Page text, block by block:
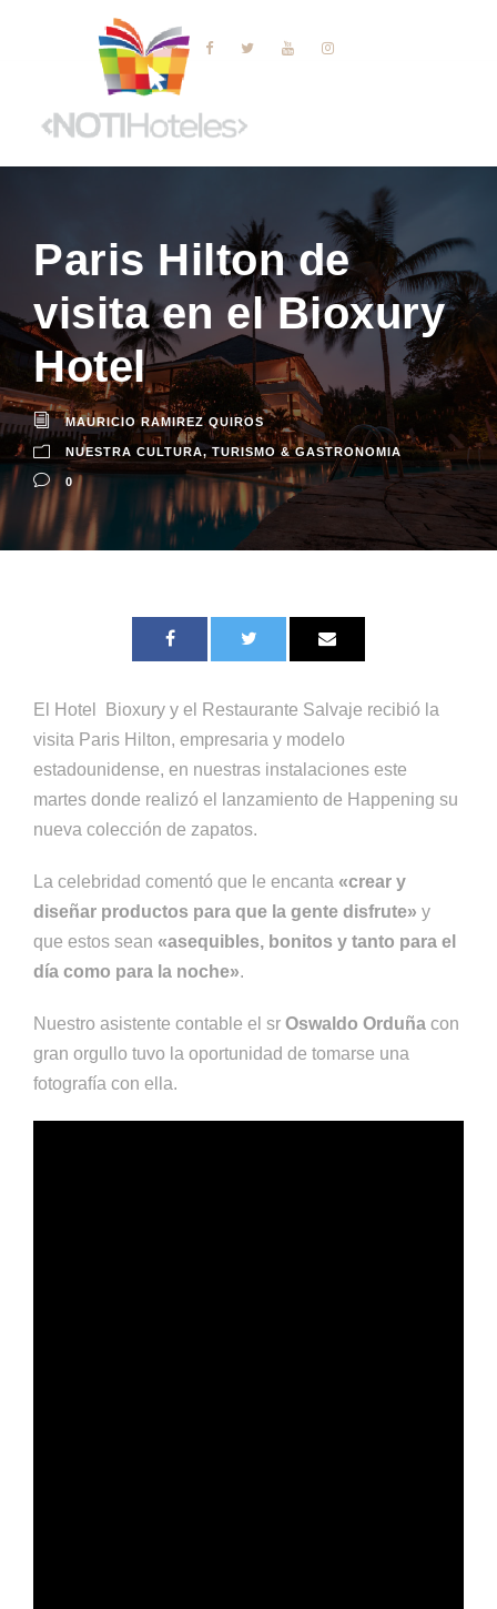
Paris Hilton de
visita en el Bioxury
Hotel
MAURICIO RAMIREZ QUIROS
NUESTRA CULTURA, TURISMO & GASTRONOMIA
0
El Hotel Bioxury y el Restaurante Salvaje recibió la
visita Paris Hilton, empresaria y modelo
estadounidense, en nuestras instalaciones este
martes donde realizó el lanzamiento de Happening su
nueva colección de zapatos.
La celebridad comentó que le encanta «crear y
diseñar productos para que la gente disfrute» y
que estos sean «asequibles, bonitos y tanto para el
día como para la noche».
Nuestro asistente contable el sr Oswaldo Orduña con
gran orgullo tuvo la oportunidad de tomarse una
fotografía con ella.